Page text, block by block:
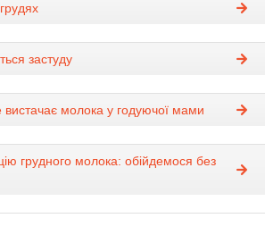
застуду
молока у годуючої мами
грудного молока: обійдемося без